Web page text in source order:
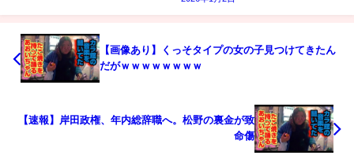
【画像あり】くっそタイプの女の子見つけてきたん
だがｗｗｗｗｗｗｗｗ
【速報】岸田政権、年内総辞職へ。松野の裏金が致
命傷